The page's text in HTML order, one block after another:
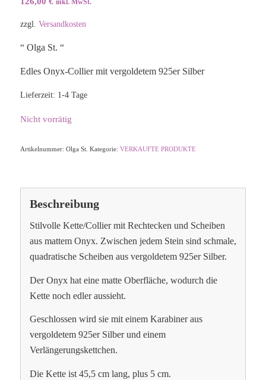
inkl. MwSt.
zzgl. Versandkosten
“ Olga St. “
Edles Onyx-Collier mit vergoldetem 925er Silber
Lieferzeit: 1-4 Tage
Nicht vorrätig
Artikelnummer: Olga St. Kategorie: VERKAUFTE PRODUKTE
Beschreibung
Stilvolle Kette/Collier mit Rechtecken und Scheiben
aus mattem Onyx. Zwischen jedem Stein sind schmale,
quadratische Scheiben aus vergoldetem 925er Silber.
Der Onyx hat eine matte Oberfläche, wodurch die
Kette noch edler aussieht.
Geschlossen wird sie mit einem Karabiner aus
vergoldetem 925er Silber und einem
Verlängerungskettchen.
Die Kette ist 45,5 cm lang, plus 5 cm.